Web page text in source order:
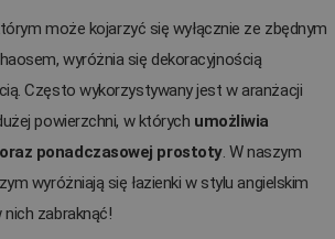
może kojarzyć się wyłącznie ze zbędnym
wyróżnia się dekoracyjnością
Często wykorzystywany jest w aranżacji
powierzchni, w których umożliwia
ponadczasowej prostoty. W naszym
wyróżniają się łazienki w stylu angielskim
zabraknąć!